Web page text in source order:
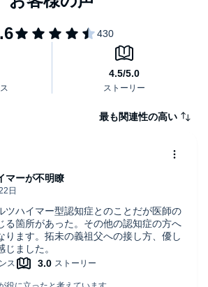
最も関連性の高い
ツハイマー型認知症とのことだが医師の
る箇所があった。その他の認知症の方へ
ります。拓未の義祖父への接し方、優し
ました。
マーが不明瞭